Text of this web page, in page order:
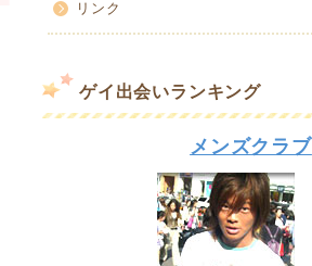
リンク
ゲイ出会いランキング
メンズクラブ